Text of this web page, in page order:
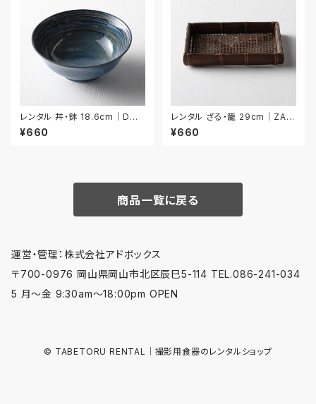
レンタル 丼・鉢 18.6cm｜DON
018
¥660
レンタル ざる・籠 29cm｜ZAR
015
¥660
商品一覧に戻る
運営・管理：株式会社アドボックス
〒700-0976 岡山県岡山市北区辰巳5-114 TEL.086-241-034
5 月〜金 9:30am〜18:00pm OPEN
© TABETORU RENTAL｜撮影用食器のレンタルショップ